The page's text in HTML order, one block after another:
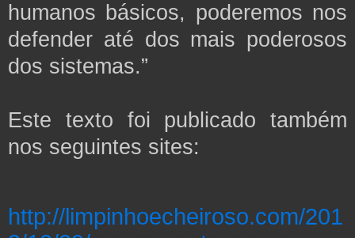
humanos básicos, poderemos nos
defender até dos mais poderosos
dos sistemas.”
Este texto foi publicado também
nos seguintes sites:
http://limpinhoecheiroso.com/201